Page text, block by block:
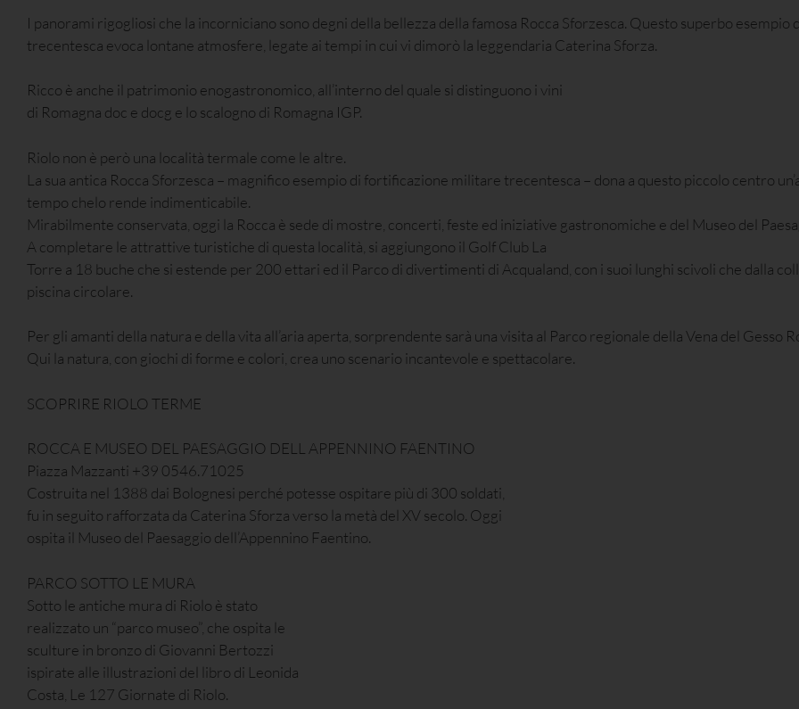
I panorami rigogliosi che la incorniciano sono degni della bellezza della famosa Rocca Sforzesca. Questo superbo
trecentesca evoca lontane atmosfere, legate ai tempi in cui vi dimorò la leggendaria Caterina Sforza.
Ricco è anche il patrimonio enogastronomico, all’interno del quale si distinguono i vini
di Romagna doc e docg e lo scalogno di Romagna IGP.
Riolo non è però una località termale come le altre.
La sua antica Rocca Sforzesca – magnifico esempio di fortificazione militare trecentesca – dona a questo piccolo centro
tempo chelo rende indimenticabile.
Mirabilmente conservata, oggi la Rocca è sede di mostre, concerti, feste ed iniziative gastronomiche e del Museo del
A completare le attrattive turistiche di questa località, si aggiungono il Golf Club La
Torre a 18 buche che si estende per 200 ettari ed il Parco di divertimenti di Acqualand, con i suoi lunghi scivoli che dalla
piscina circolare.
Per gli amanti della natura e della vita all’aria aperta, sorprendente sarà una visita al Parco regionale della Vena del Gesso
Qui la natura, con giochi di forme e colori, crea uno scenario incantevole e spettacolare.
SCOPRIRE RIOLO TERME
ROCCA E MUSEO DEL PAESAGGIO DELL APPENNINO FAENTINO
Piazza Mazzanti +39 0546.71025
Costruita nel 1388 dai Bolognesi perché potesse ospitare più di 300 soldati,
fu in seguito rafforzata da Caterina Sforza verso la metà del XV secolo. Oggi
ospita il Museo del Paesaggio dell’Appennino Faentino.
PARCO SOTTO LE MURA
Sotto le antiche mura di Riolo è stato
realizzato un “parco museo”, che ospita le
sculture in bronzo di Giovanni Bertozzi
ispirate alle illustrazioni del libro di Leonida
Costa, Le 127 Giornate di Riolo.